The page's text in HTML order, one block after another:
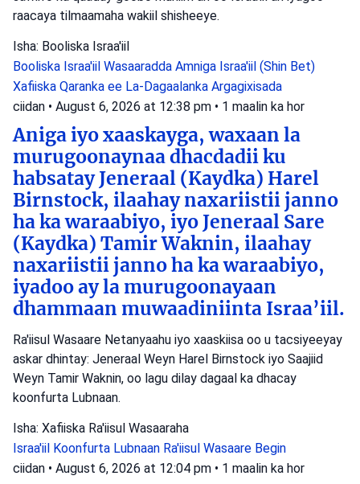
raacaya tilmaamaha wakiil shisheeye.
Isha: Booliska Israa'iil
Booliska Israa'iil Wasaaradda Amniga Israa'iil (Shin Bet)
Xafiiska Qaranka ee La-Dagaalanka Argagixisada
ciidan • August 6, 2026 at 12:38 pm • 1 maalin ka hor
Aniga iyo xaaskayga, waxaan la
murugoonaynaa dhacdadii ku
habsatay Jeneraal (Kaydka) Harel
Birnstock, ilaahay naxariistii janno
ha ka waraabiyo, iyo Jeneraal Sare
(Kaydka) Tamir Waknin, ilaahay
naxariistii janno ha ka waraabiyo,
iyadoo ay la murugoonayaan
dhammaan muwaadiniinta Israa’iil.
Ra'iisul Wasaare Netanyaahu iyo xaaskiisa oo u tacsiyeeyay
askar dhintay: Jeneraal Weyn Harel Birnstock iyo Saajiid
Weyn Tamir Waknin, oo lagu dilay dagaal ka dhacay
koonfurta Lubnaan.
Isha: Xafiiska Ra'iisul Wasaaraha
Israa'iil Koonfurta Lubnaan Ra'iisul Wasaare Begin
ciidan • August 6, 2026 at 12:04 pm • 1 maalin ka hor